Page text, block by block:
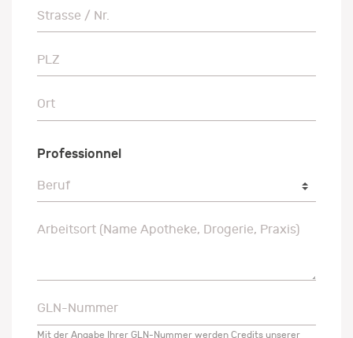
Strasse / Nr.
Strasse / Nr.
PLZ
PLZ
Ort
Ort
Professionnel
Beruf
Beruf
Arbeitsort (Name Apotheke, Drogerie, Praxis)
Arbeitsort (Name Apotheke, Drogerie, Praxis)
GLN-Nummer
GLN-Nummer
Mit der Angabe Ihrer GLN-Nummer werden Credits unserer